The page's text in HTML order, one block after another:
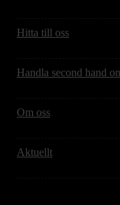
Hitta till oss
Handla second hand
Om oss
Aktuellt